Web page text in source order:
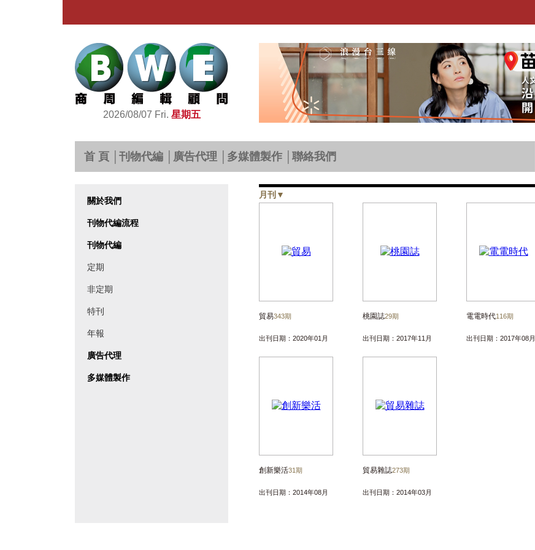
2026/08/07 Fri. 星期五
首 頁 刊物代編 廣告代理 多媒體製作 聯絡我們
關於我們
刊物代編流程
刊物代編
定期
非定期
特刊
年報
廣告代理
多媒體製作
月刊 ▼
貿易343期
出刊日期：2020年01月
桃園誌29期
出刊日期：2017年11月
電電時代116期
出刊日期：2017年08月
創新樂活31期
出刊日期：2014年08月
貿易雜誌273期
出刊日期：2014年03月